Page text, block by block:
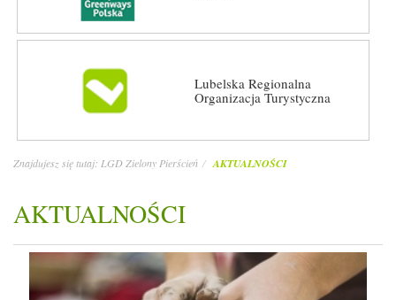
Lubelska Regionalna
Organizacja Turystyczna
Znajdujesz się tutaj: LGD Zielony Pierścień AKTUALNOŚCI
AKTUALNOŚCI